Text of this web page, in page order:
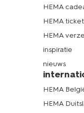
HEMA
HEMA
HEMA
inspiratie
nieuws
HEMA
HEMA